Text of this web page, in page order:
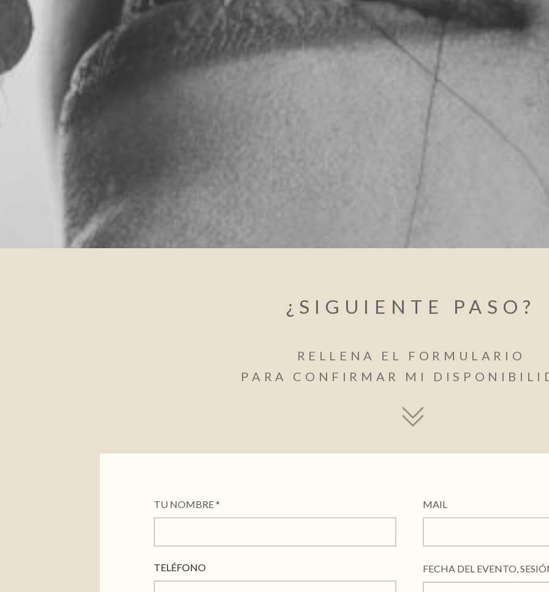
FECHA DEL EVENTO,
TELÉFONO
TU NOMBRE * MAIL
RELLENA EL FORMULARIO
PARA CONFIRMAR MI
¿SIGUIENTE PASO?